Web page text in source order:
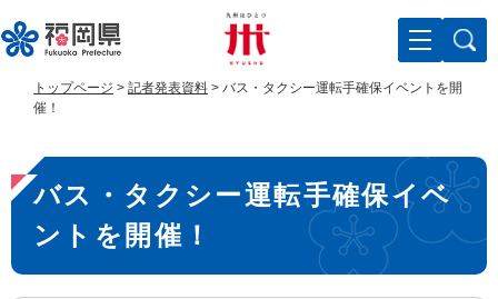
ー
ジ
す
。
ニ
ュ
し
て
へ
トップページ > 記者発表資料 > バス・タクシー運転手確保イベントを開
催！
本
文
バス・タクシー運転手確保イベ
ントを開催！